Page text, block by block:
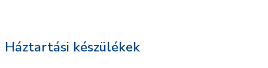
Háztartási készülékek